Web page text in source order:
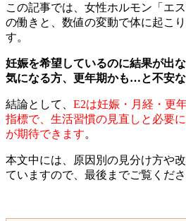
この記事では、女性ホルモン「エ
の働きと、数値の変動で体に起こ
す。
妊娠を希望しているのに結果が出
気になる方、更年期かも…と不安
結論として、 E2は妊娠・月経・更
指標で、生活習慣の見直しと必要
が期待できます。
本文中には、原因別の見分け方や
ていますので、最後までご覧くださ